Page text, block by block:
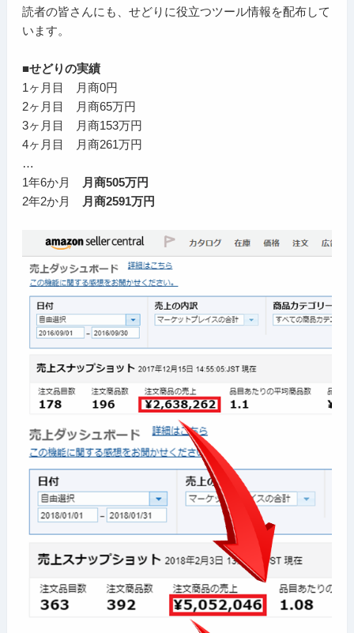
読者の皆さんにも、せどりに役立つツール情報を配布して
います。
■せどりの実績
1ヶ月目 月商0円
2ヶ月目 月商65万円
3ヶ月目 月商153万円
4ヶ月目 月商261万円
…
1年6か月
月商505万円
2年2か月
月商2591万円